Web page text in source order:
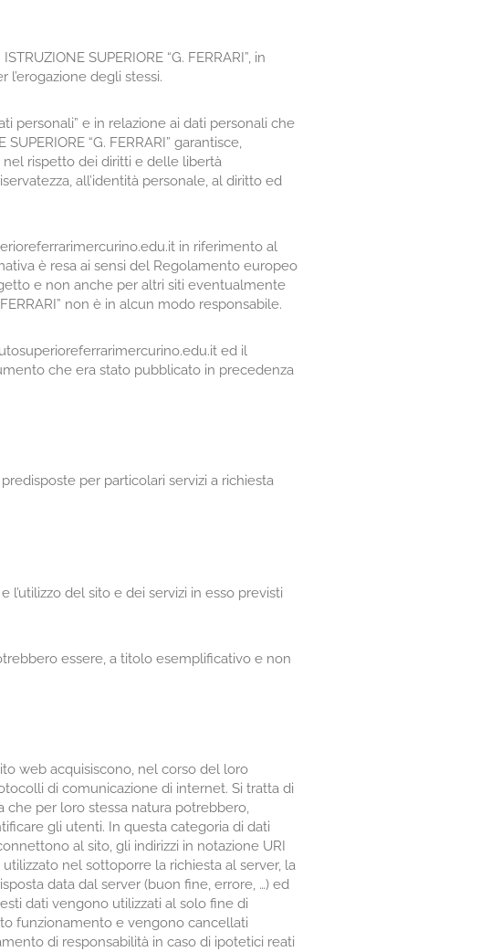
SUPERIORE “G. FERRARI”, in
degli stessi.
personali” e in relazione ai dati personali che
“G. FERRARI” garantisce,
rispetto dei diritti e delle libertà
all’identità personale, al diritto ed
in riferimento al
è resa ai sensi del Regolamento europeo
e non anche per altri siti eventualmente
non è in alcun modo responsabile.
ed il
che era stato pubblicato in precedenza
per particolari servizi a richiesta
del sito e dei servizi in esso previsti
essere, a titolo esemplificativo e non
web acquisiscono, nel corso del loro
di comunicazione di internet. Si tratta di
che per loro stessa natura potrebbero,
gli utenti. In questa categoria di dati
al sito, gli indirizzi in notazione URI
nel sottoporre la richiesta al server, la
data dal server (buon fine, errore, …) ed
dati vengono utilizzati al solo fine di
funzionamento e vengono cancellati
di responsabilità in caso di ipotetici reati